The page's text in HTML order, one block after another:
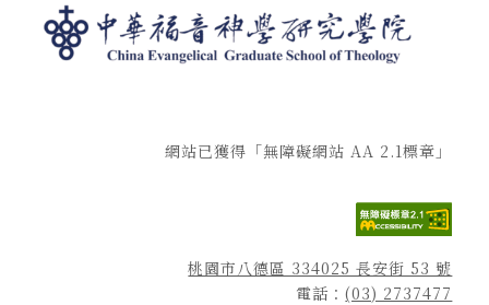
網站已獲得「無障礙網站 AA 2.1標章」
桃園市八德區 334025 長安街 53 號
電話：(03) 2737477